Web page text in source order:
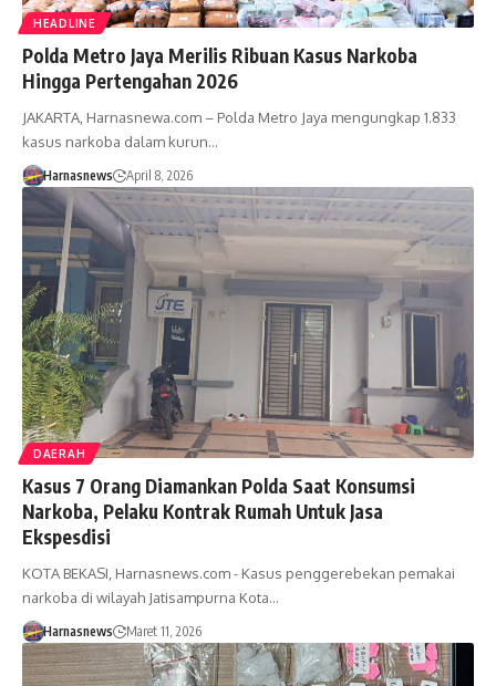
HEADLINE
Polda Metro Jaya Merilis Ribuan Kasus Narkoba
Hingga Pertengahan 2026
JAKARTA, Harnasnewa.com – Polda Metro Jaya mengungkap 1.833
kasus narkoba dalam kurun…
Harnasnews April 8, 2026
DAERAH
Kasus 7 Orang Diamankan Polda Saat Konsumsi
Narkoba, Pelaku Kontrak Rumah Untuk Jasa
Ekspesdisi
KOTA BEKASI, Harnasnews.com - Kasus penggerebekan pemakai
narkoba di wilayah Jatisampurna Kota…
Harnasnews Maret 11, 2026